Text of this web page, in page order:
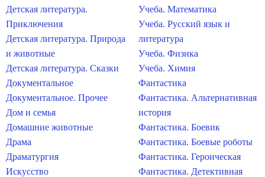
Детская литература.
Приключения
Детская литература. Природа
и животные
Детская литература. Сказки
Документальное
Документальное. Прочее
Дом и семья
Домашние животные
Драма
Драматургия
Искусство
Учеба. Математика
Учеба. Русский язык и
литература
Учеба. Физика
Учеба. Химия
Фантастика
Фантастика. Альтернативная
история
Фантастика. Боевик
Фантастика. Боевые роботы
Фантастика. Героическая
Фантастика. Детективная